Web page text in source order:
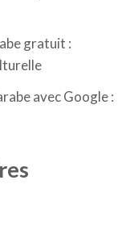
gratuit :
avec Google :